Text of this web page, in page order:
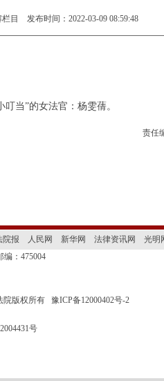
目 发布时间：2022-03-09 08:59:48
当”的女法官：杨雯蒨。
责任
院报 人民网 新华网 法律资讯网
光明
编：475004
院版权所有 豫ICP备12000402号-2
号